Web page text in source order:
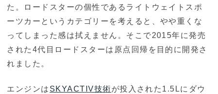
た。ロードスターの個性であるライトウェイトスポ
ーツカーというカテゴリーを考えると、やや重くな
ってしまった感は拭えません。そこで2015年に発売
された4代目ロードスターは原点回帰を目的に開発さ
れました。
エンジンは SKYACTIV技術が投入された1.5Lにダウ